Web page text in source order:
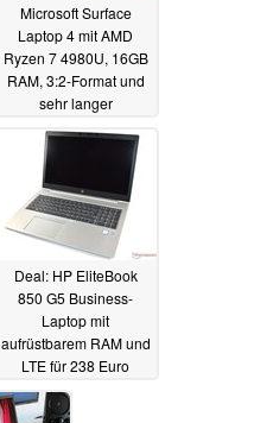
Microsoft Surface
Laptop 4 mit AMD
Ryzen 7 4980U, 16GB
RAM, 3:2-Format und
sehr langer
Preis
Deal: HP EliteBook
850 G5 Business-
Laptop mit
aufrüstbarem RAM und
LTE für 238 Euro
refurbished